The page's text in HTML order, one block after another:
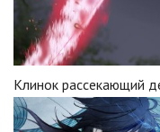
Клинок рассекающий